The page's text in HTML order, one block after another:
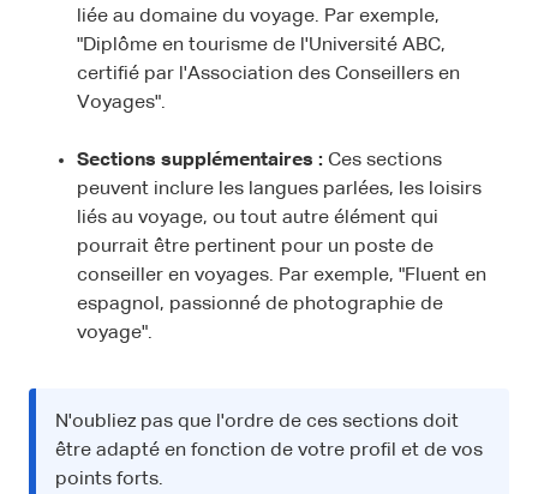
liée au domaine du voyage. Par exemple,
"Diplôme en tourisme de l'Université ABC,
certifié par l'Association des Conseillers en
Voyages".
Sections supplémentaires : Ces sections
peuvent inclure les langues parlées, les loisirs
liés au voyage, ou tout autre élément qui
pourrait être pertinent pour un poste de
conseiller en voyages. Par exemple, "Fluent en
espagnol, passionné de photographie de
voyage".
N'oubliez pas que l'ordre de ces sections doit
être adapté en fonction de votre profil et de vos
points forts.